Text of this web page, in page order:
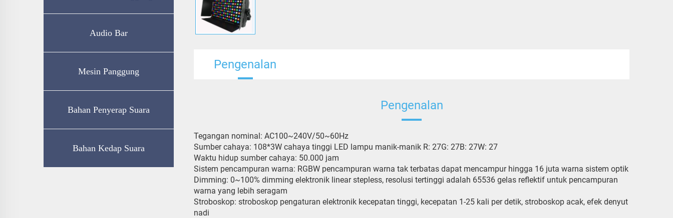
Audio Bar
Mesin Panggung
Bahan Penyerap Suara
Bahan Kedap Suara
Pengenalan
Pengenalan
Tegangan nominal: AC100~240V/50~60Hz
Sumber cahaya: 108*3W cahaya tinggi LED lampu manik-manik R: 27G: 27B: 27W: 27
Waktu hidup sumber cahaya: 50.000 jam
Sistem pencampuran warna: RGBW pencampuran warna tak terbatas dapat mencampur hingga 16 juta warna sistem optik
Dimming: 0~100% dimming elektronik linear stepless, resolusi tertinggi adalah 65536 gelas reflektif untuk pencampuran
warna yang lebih seragam
Stroboskop: stroboskop pengaturan elektronik kecepatan tinggi, kecepatan 1-25 kali per detik, stroboskop acak, efek denyut
nadi